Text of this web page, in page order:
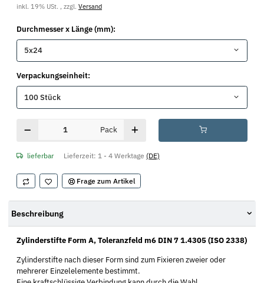
inkl. 19% USt. , zzgl. Versand
Durchmesser x Länge (mm):
5x24
Verpackungseinheit:
100 Stück
Pack
lieferbar Lieferzeit: 1 - 4 Werktage (DE)
Frage zum Artikel
Beschreibung
Zylinderstifte Form A, Toleranzfeld m6 DIN 7 1.4305 (ISO 2338)
Zylinderstifte nach dieser Form sind zum Fixieren zweier oder
mehrerer Einzelelemente bestimmt.